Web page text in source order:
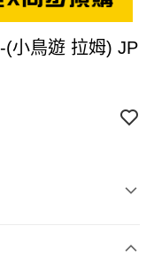
(小鳥遊 拉姆) JP